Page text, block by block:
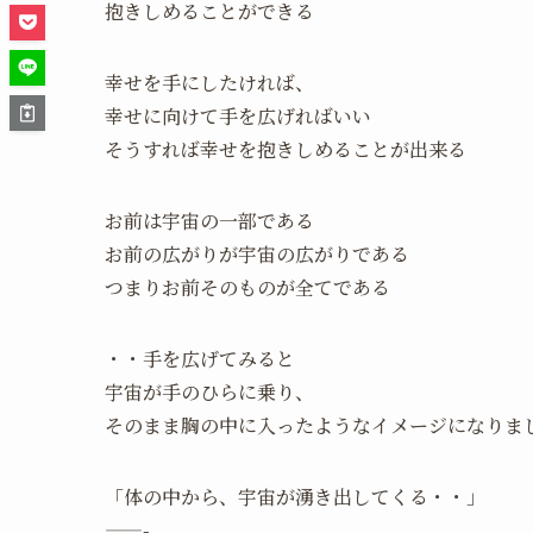
抱きしめることができる
幸せを手にしたければ、
幸せに向けて手を広げればいい
そうすれば幸せを抱きしめることが出来る
お前は宇宙の一部である
お前の広がりが宇宙の広がりである
つまりお前そのものが全てである
・・手を広げてみると
宇宙が手のひらに乗り、
そのまま胸の中に入ったようなイメージになりま
「体の中から、宇宙が湧き出してくる・・」